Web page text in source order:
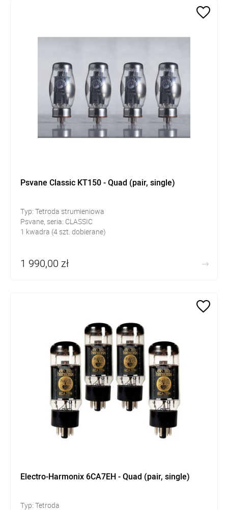
Psvane Classic KT150 - Quad (pair, single)
Typ: Tetroda strumieniowa
Psvane, seria: CLASSIC
1 kwadra (4 szt. dobierane)
1 990,00 zł
Electro-Harmonix 6CA7EH - Quad (pair, single)
Typ: Tetroda